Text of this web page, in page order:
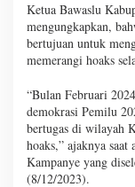
Ketua Bawaslu
mengungkapkan,
bertujuan untuk
memerangi hoaks
“Bulan Februari
demokrasi Pemilu
bertugas di wilayah
hoaks,” ajaknya saat
Kampanye yang
(8/12/2023).